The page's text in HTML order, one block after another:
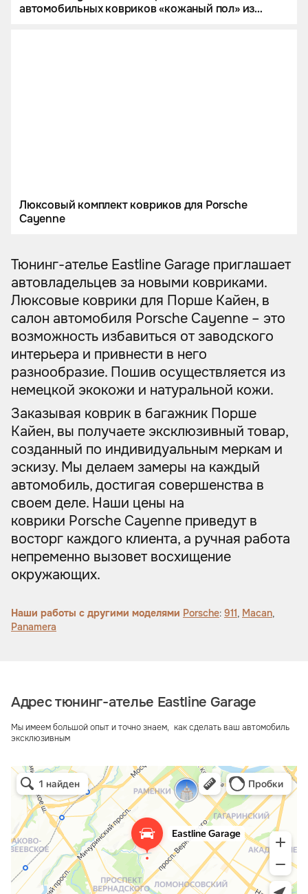
автомобильных ковриков «кожаный пол» из
Люксовый комплект ковриков для Porsche
Cayenne
Тюнинг-ателье Eastline Garage приглашает
автовладельцев за новыми ковриками.
Люксовые коврики для Порше Кайен, в
салон автомобиля Porsche Cayenne – это
возможность избавиться от заводского
интерьера и привнести в него
разнообразие. Пошив осуществляется из
немецкой экокожи и натуральной кожи.
Заказывая коврик в багажник Порше
Кайен, вы получаете эксклюзивный товар,
созданный по индивидуальным меркам и
эскизу. Мы делаем замеры на каждый
автомобиль, достигая совершенства в
своем деле. Наши цены на
коврики Porsche Cayenne приведут в
восторг каждого клиента, а ручная работа
непременно вызовет восхищение
окружающих.
Наши работы с другими моделями Porsche: 911, Macan,
Panamera
Адрес тюнинг-ателье Eastline Garage
Мы имеем большой опыт и точно знаем, как сделать ваш автомобиль
эксклюзивным